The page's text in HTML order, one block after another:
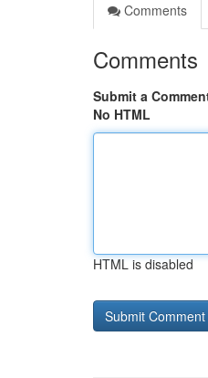
Comments
Comments
Submit a
No HTML
HTML is disabled